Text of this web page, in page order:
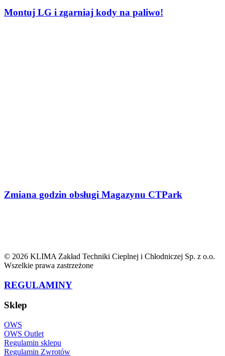
Montuj LG i zgarniaj kody na paliwo!
Zmiana godzin obsługi Magazynu CTPark
© 2026 KLIMA Zakład Techniki Cieplnej i Chłodniczej Sp. z o.o.
Wszelkie prawa zastrzeżone
REGULAMINY
Sklep
OWS
OWS Outlet
Regulamin sklepu
Regulamin Zwrotów